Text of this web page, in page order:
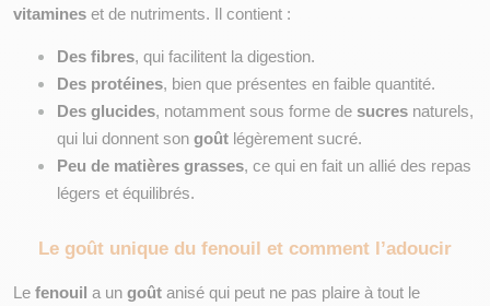
vitamines et de nutriments. Il contient :
Des fibres, qui facilitent la digestion.
Des protéines, bien que présentes en faible quantité.
Des glucides, notamment sous forme de sucres naturels,
qui lui donnent son goût légèrement sucré.
Peu de matières grasses, ce qui en fait un allié des repas
légers et équilibrés.
Le goût unique du fenouil et comment l’adoucir
Le fenouil a un goût anisé qui peut ne pas plaire à tout le